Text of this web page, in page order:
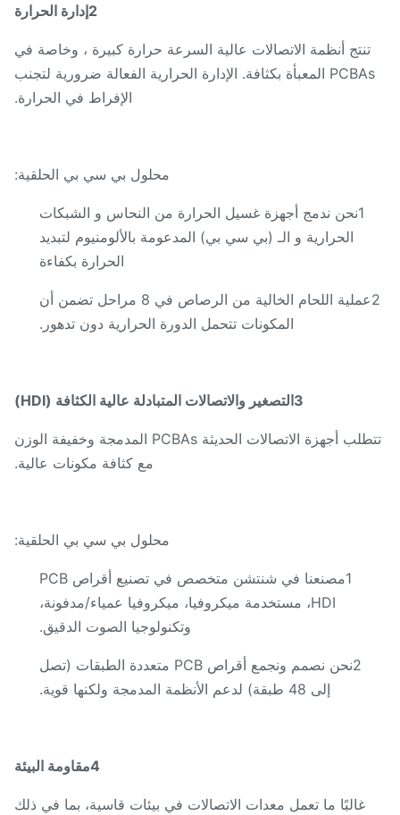
تنتج أنظمة الاتصالات عالية السرعة حرارة كبيرة ، وخاصة في
PCBAs المعبأة بكثافة. الإدارة الحرارية الفعالة ضرورية لتجنب
الإفراط في الحرارة.
محلول بي سي بي الحلقية:
1نحن ندمج أجهزة غسيل الحرارة من النحاس و الشبكات
الحرارية و الـ (بي سي بي) المدعومة بالألومنيوم لتبديد
الحرارة بكفاءة
2عملية اللحام الخالية من الرصاص في 8 مراحل تضمن أن
المكونات تتحمل الدورة الحرارية دون تدهور.
تتطلب أجهزة الاتصالات الحديثة PCBAs المدمجة وخفيفة الوزن
مع كثافة مكونات عالية.
محلول بي سي بي الحلقية:
1مصنعنا في شنتشن متخصص في تصنيع أقراص PCB
HDI، مستخدمة ميكروفيا، ميكروفيا عمياء/مدفونة،
وتكنولوجيا الصوت الدقيق.
2نحن نصمم ونجمع أقراص PCB متعددة الطبقات (تصل
غالبًا ما تعمل معدات الاتصالات في بيئات قاسية، بما في ذلك